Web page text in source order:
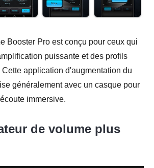
Booster Pro est conçu pour ceux qui
puissante et des profils
application d'augmentation du
généralement avec un casque pour
immersive.
de volume plus